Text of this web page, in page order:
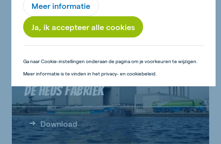
De Heus fabriek
Download
Meer informatie
Ja, ik accepteer alle cookies
Ga naar Cookie-instellingen onderaan de pagina om je voorkeuren te wijzigen.
Meer informatie is te vinden in het privacy- en cookiebeleid.